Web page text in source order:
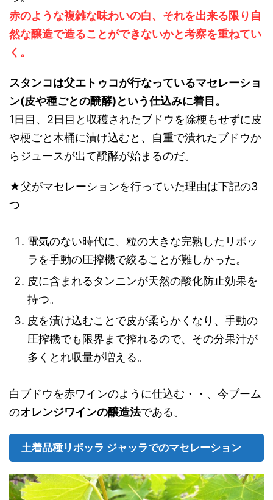
赤のような複雑な味わいの白、それを出来る限り自
然な醸造で造ることができないかと考察を重ねてい
く。
スタンコは父エトゥコが行なっているマセレーショ
ン(皮や種ごとの醗酵)という仕込みに着目。
1日目、2日目と収穫されたブドウを除梗もせずに皮
や梗ごと木桶に漬け込むと、自重で潰れたブドウか
らジュースが出て醗酵が始まるのだ。
★父がマセレーションを行っていた理由は下記の3
つ
電気のない時代に、粒の大きな完熟したリボッ
ラを手動の圧搾機で絞ることが難しかった。
皮に含まれるタンニンが天然の酸化防止効果を
持つ。
皮を漬け込むことで皮が柔らかくなり、手動の
圧搾機でも限界まで搾れるので、その分果汁が
多くとれ収量が増える。
白ブドウを赤ワインのように仕込む・・、今ブーム
のオレンジワインの醸造法である。
土着品種リボッラ ジャッラでのマセレーション